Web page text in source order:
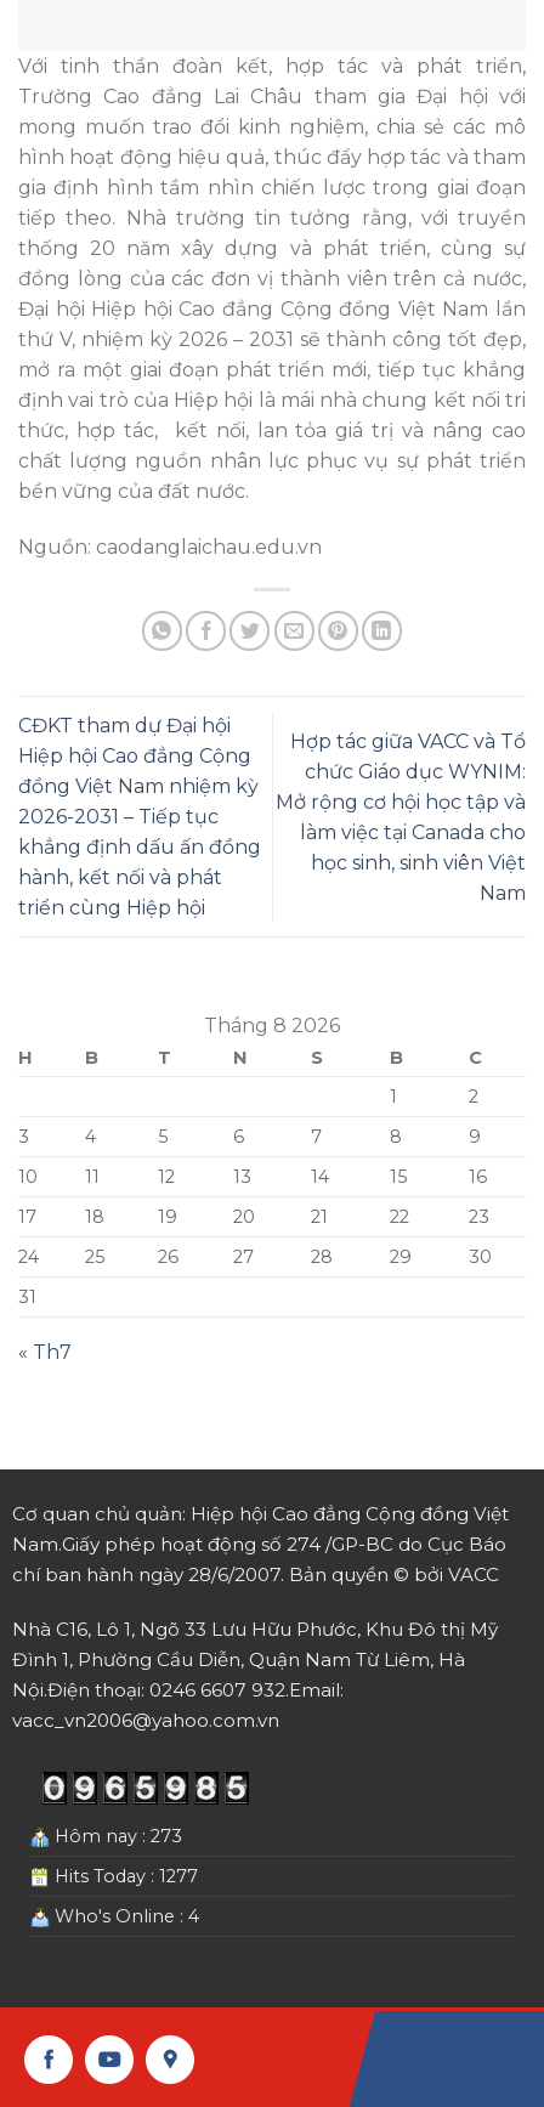
Với tinh thần đoàn kết, hợp tác và phát triển,
Trường Cao đẳng Lai Châu tham gia Đại hội với
mong muốn trao đổi kinh nghiệm, chia sẻ các mô
hình hoạt động hiệu quả, thúc đẩy hợp tác và tham
gia định hình tầm nhìn chiến lược trong giai đoạn
tiếp theo. Nhà trường tin tưởng rằng, với truyền
thống 20 năm xây dựng và phát triển, cùng sự
đồng lòng của các đơn vị thành viên trên cả nước,
Đại hội Hiệp hội Cao đẳng Cộng đồng Việt Nam lần
thứ V, nhiệm kỳ 2026 – 2031 sẽ thành công tốt đẹp,
mở ra một giai đoạn phát triển mới, tiếp tục khẳng
định vai trò của Hiệp hội là mái nhà chung kết nối tri
thức, hợp tác, kết nối, lan tỏa giá trị và nâng cao
chất lượng nguồn nhân lực phục vụ sự phát triển
bền vững của đất nước.
Nguồn: caodanglaichau.edu.vn
CĐKT tham dự Đại hội
Hiệp hội Cao đẳng Cộng
đồng Việt Nam nhiệm kỳ
2026-2031 – Tiếp tục
khẳng định dấu ấn đồng
hành, kết nối và phát
triển cùng Hiệp hội
Hợp tác giữa VACC và Tổ
chức Giáo dục WYNIM:
Mở rộng cơ hội học tập và
làm việc tại Canada cho
học sinh, sinh viên Việt
Nam
Tháng 8 2026
H B T N S B
C
1
2
3
4 5 6 7 8
9
10
11 12 13 14 15
16
17
18 19 20 21 22
23
24
25 26 27 28 29
30
31
« Th7
Cơ quan chủ quản: Hiệp hội Cao đẳng Cộng đồng Việt
Nam.Giấy phép hoạt động số 274 /GP-BC do Cục Báo
chí ban hành ngày 28/6/2007. Bản quyền © bởi VACC
Nhà C16, Lô 1, Ngõ 33 Lưu Hữu Phước, Khu Đô thị Mỹ
Đình 1, Phường Cầu Diễn, Quận Nam Từ Liêm, Hà
Nội.Điện thoại: 0246 6607 932.Email:
vacc_vn2006@yahoo.com.vn
Hôm nay : 273
Hits Today : 1277
Who's Online : 4